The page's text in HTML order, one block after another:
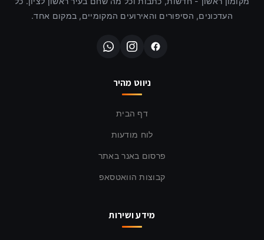
העדכונים, הסיפורים והאירועים המקומיים, במקום אחד.
ניווט מהיר
דף הבית
לוח מודעות
פרסום באנר באתר
קבוצות הוואטסאפ
מידע ושירות